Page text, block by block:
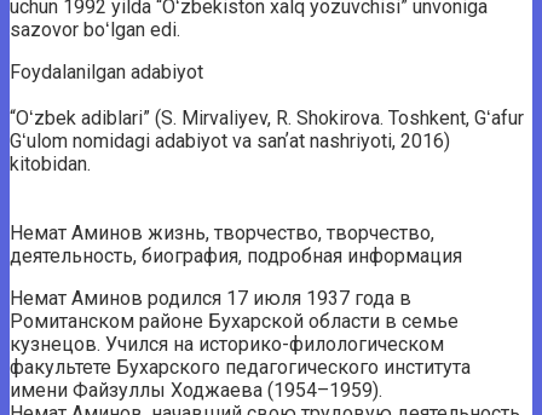
uchun 1992 yilda “Oʻzbekiston xalq yozuvchisi” unvoniga
sazovor boʻlgan edi.
Foydalanilgan adabiyot
“Oʻzbek adiblari” (S. Mirvaliyev, R. Shokirova. Toshkent, Gʻafur
Gʻulom nomidagi adabiyot va sanʼat nashriyoti, 2016)
kitobidan.
Немат Аминов жизнь, творчество, творчество,
деятельность, биография, подробная информация
Немат Аминов родился 17 июля 1937 года в
Ромитанском районе Бухарской области в семье
кузнецов. Учился на историко-филологическом
факультете Бухарского педагогического института
имени Файзуллы Ходжаева (1954–1959).